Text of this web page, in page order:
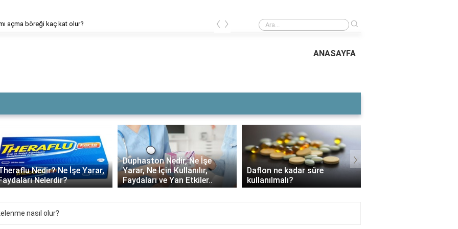
açma böreği kaç kat olur? Ev yapımı açma böreği kaç kat olur?
‹ ›
ANASAYFA
Duphaston Nedir, Ne İşe
Yarar, Ne İçin Kullanılır,
Faydaları ve Yan Etkiler..
Daflon ne kadar süre
kullanılmalı?
3 Aylık Bebek Günde Kaç CC
Mama Yer?
›
nasıl olur?